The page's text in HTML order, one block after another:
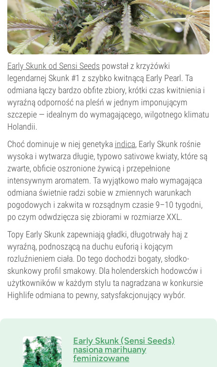
Early Skunk od Sensi Seeds powstał z krzyżówki
legendarnej Skunk #1 z szybko kwitnącą Early Pearl. Ta
odmiana łączy bardzo obfite zbiory, krótki czas kwitnienia i
wyraźną odporność na pleśń w jednym imponującym
szczepie — idealnym do wymagającego, wilgotnego klimatu
Holandii.
Choć dominuje w niej genetyka indica, Early Skunk rośnie
wysoka i wytwarza długie, typowo sativowe kwiaty, które są
zwarte, obficie oszronione żywicą i przepełnione
intensywnym aromatem. Ta wyjątkowo mało wymagająca
odmiana świetnie radzi sobie w zmiennych warunkach
pogodowych i zakwita w rozsądnym czasie 9–10 tygodni,
po czym odwdzięcza się zbiorami w rozmiarze XXL.
Topy Early Skunk zapewniają gładki, długotrwały haj z
wyraźną, podnoszącą na duchu euforią i kojącym
rozluźnieniem ciała. Do tego dochodzi bogaty, słodko-
skunkowy profil smakowy. Dla holenderskich hodowców i
użytkowników w każdym stylu ta nagradzana w konkursie
Highlife odmiana to pewny, satysfakcjonujący wybór.
Early Skunk (Sensi Seeds)
nasiona marihuany
feminizowane